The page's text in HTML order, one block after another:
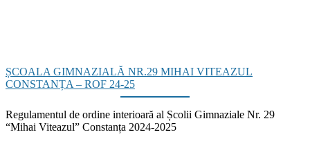
ȘCOALA GIMNAZIALĂ NR.29 MIHAI VITEAZUL
CONSTANȚA – ROF 24-25
Regulamentul de ordine interioară al Școlii Gimnaziale Nr. 29
“Mihai Viteazul” Constanța 2024-2025